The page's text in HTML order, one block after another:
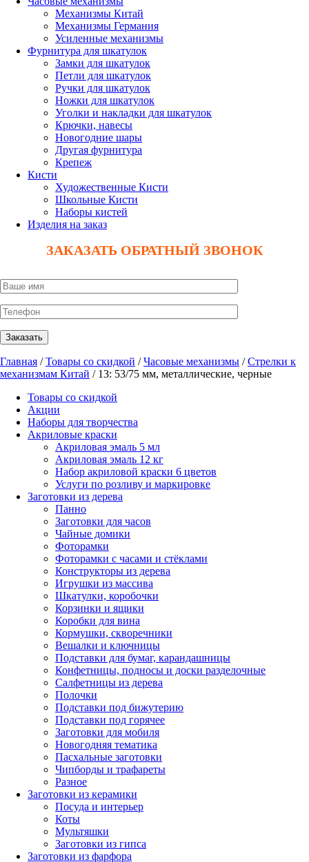
Механизмы Китай
Механизмы Германия
Усиленные механизмы
Фурнитура для шкатулок
Замки для шкатулок
Петли для шкатулок
Ручки для шкатулок
Ножки для шкатулок
Уголки и накладки для шкатулок
Крючки, навесы
Новогодние шары
Другая фурнитура
Крепеж
Кисти
Художественные Кисти
Школьные Кисти
Наборы кистей
Изделия на заказ
ЗАКАЗАТЬ ОБРАТНЫЙ ЗВОНОК
Главная /Товары со скидкой /Часовые механизмы /Стрелки к
механизмам Китай / 13: 53/75 мм, металлические, черные
Товары со скидкой
Акции
Наборы для творчества
Акриловые краски
Акриловая эмаль 5 мл
Акриловая эмаль 12 кг
Набор акриловой краски 6 цветов
Услуги по розливу и маркировке
Заготовки из дерева
Панно
Заготовки для часов
Чайные домики
Фоторамки
Фоторамки с часами и стёклами
Конструкторы из дерева
Игрушки из массива
Шкатулки, коробочки
Корзинки и ящики
Коробки для вина
Кормушки, скворечники
Вешалки и ключницы
Подставки для бумаг, карандашницы
Конфетницы, подносы и доски разделочные
Салфетницы из дерева
Полочки
Подставки под бижутерию
Подставки под горячее
Заготовки для мобиля
Новогодняя тематика
Пасхальные заготовки
Чипборды и трафареты
Разное
Заготовки из керамики
Посуда и интерьер
Коты
Мультяшки
Заготовки из гипса
Заготовки из фарфора